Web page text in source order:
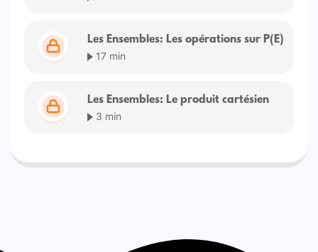
Les Ensembles: Les opérations sur P(E)
17 min
Les Ensembles: Le produit cartésien
3 min